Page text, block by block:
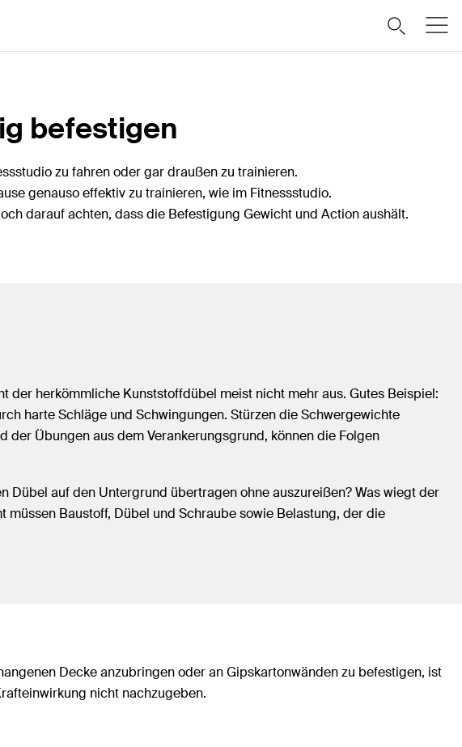
befestigen
zu fahren oder gar draußen zu trainieren.
genauso effektiv zu trainieren, wie im Fitnessstudio.
darauf achten, dass die Befestigung Gewicht und Action aushält.
herkömmliche Kunststoffdübel meist nicht mehr aus. Gutes Beispiel:
harte Schläge und Schwingungen. Stürzen die Schwergewichte
der Übungen aus dem Verankerungsgrund, können die Folgen
Dübel auf den Untergrund übertragen ohne auszureißen? Was wiegt der
Baustoff, Dübel und Schraube sowie Belastung, der die
Decke anzubringen oder an Gipskartonwänden zu befestigen, ist
nicht nachzugeben.